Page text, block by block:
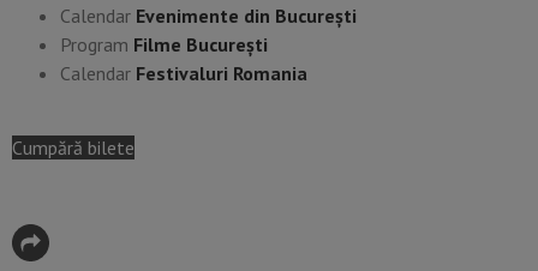
Calendar Evenimente din București
Program Filme București
Calendar Festivaluri Romania
Cumpără bilete